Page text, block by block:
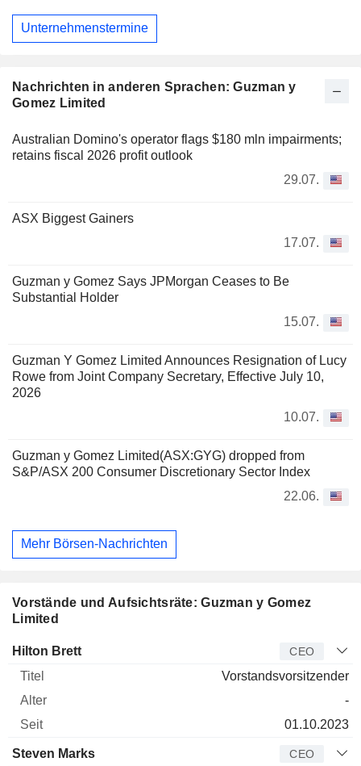
Nachrichten in anderen Sprachen: Guzman y
Gomez Limited
Australian Domino's operator flags $180 mln impairments;
retains fiscal 2026 profit outlook
29.07.
ASX Biggest Gainers
17.07.
Guzman y Gomez Says JPMorgan Ceases to Be
Substantial Holder
15.07.
Guzman Y Gomez Limited Announces Resignation of Lucy
Rowe from Joint Company Secretary, Effective July 10,
2026
10.07.
Guzman y Gomez Limited(ASX:GYG) dropped from
S&P/ASX 200 Consumer Discretionary Sector Index
22.06.
Mehr Börsen-Nachrichten
Vorstände und Aufsichtsräte: Guzman y Gomez
Limited
Manager Titel
Hilton Brett CEO
Vorstandsvorsitzender
-
01.10.2023
Steven Marks CEO
Unternehmenstermine